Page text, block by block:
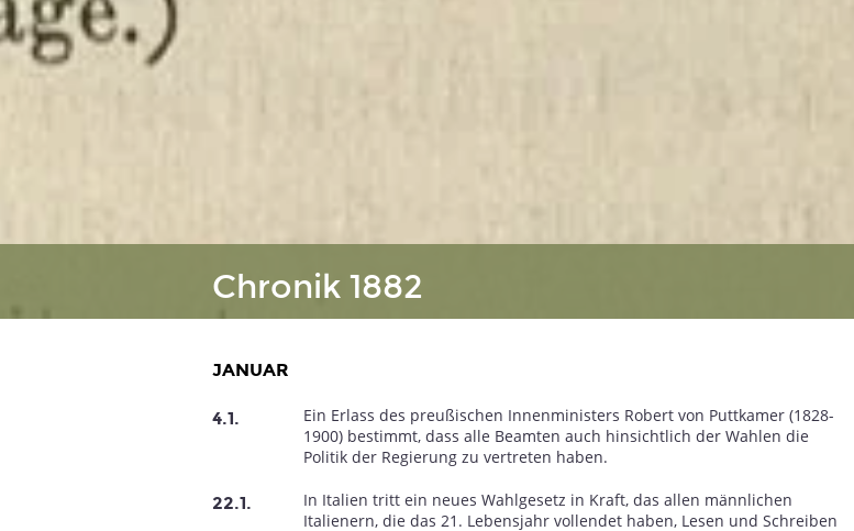
Chronik 1882
JANUAR
4.1.
Ein Erlass des preußischen Innenministers Robert von Puttkamer (1828-
1900) bestimmt, dass alle Beamten auch hinsichtlich der Wahlen die
Politik der Regierung zu vertreten haben.
22.1.
In Italien tritt ein neues Wahlgesetz in Kraft, das allen männlichen
Italienern, die das 21. Lebensjahr vollendet haben, Lesen und Schreiben
1870 1871 1872 1873 1874 1875 1876 1877 1878 1879 1880